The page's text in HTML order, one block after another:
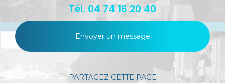
Tél. 04 74 16 20 40
Envoyer un message
PARTAGEZ CETTE PAGE